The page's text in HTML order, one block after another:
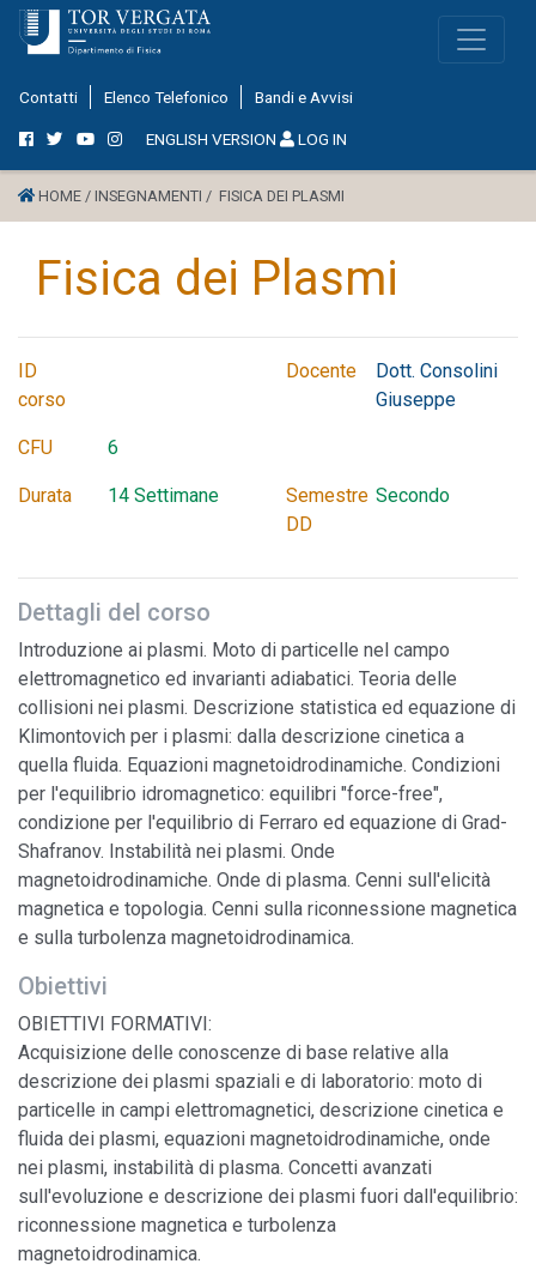
Contatti Elenco Telefonico Bandi e Avvisi
ENGLISH VERSION LOG IN
HOME / INSEGNAMENTI / FISICA DEI PLASMI
Fisica dei Plasmi
ID
corso
Docente
Dott. Consolini
Giuseppe
CFU 6
Durata 14 Settimane
Semestre
DD
Secondo
Dettagli del corso
Introduzione ai plasmi. Moto di particelle nel campo
elettromagnetico ed invarianti adiabatici. Teoria delle
collisioni nei plasmi. Descrizione statistica ed equazione di
Klimontovich per i plasmi: dalla descrizione cinetica a
quella fluida. Equazioni magnetoidrodinamiche. Condizioni
per l'equilibrio idromagnetico: equilibri "force-free",
condizione per l'equilibrio di Ferraro ed equazione di Grad-
Shafranov. Instabilità nei plasmi. Onde
magnetoidrodinamiche. Onde di plasma. Cenni sull'elicità
magnetica e topologia. Cenni sulla riconnessione magnetica
e sulla turbolenza magnetoidrodinamica.
Obiettivi
OBIETTIVI FORMATIVI:
Acquisizione delle conoscenze di base relative alla
descrizione dei plasmi spaziali e di laboratorio: moto di
particelle in campi elettromagnetici, descrizione cinetica e
fluida dei plasmi, equazioni magnetoidrodinamiche, onde
nei plasmi, instabilità di plasma. Concetti avanzati
sull'evoluzione e descrizione dei plasmi fuori dall'equilibrio:
riconnessione magnetica e turbolenza
magnetoidrodinamica.